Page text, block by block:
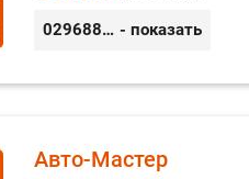
0296889898 - показать
Авто-Мастер